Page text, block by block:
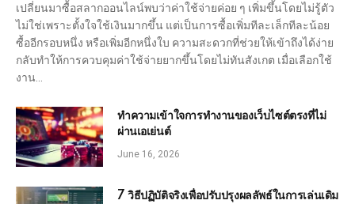
เปลี่ยนมาซื้อสลากออนไลน์พบว่าค่าใช้จ่ายค่อย ๆ เพิ่มขึ้นโดยไม่รู้ตัว
ไม่ใช่เพราะตั้งใจใช้เงินมากขึ้น แต่เป็นการซื้อเพิ่มทีละเล็กทีละน้อย
ซื้ออีกรอบหนึ่ง หรือเพิ่มอีกหนึ่งใบ ความสะดวกที่ช่วยให้เข้าถึงได้ง่าย
กลับทำให้การควบคุมค่าใช้จ่ายยากขึ้นโดยไม่ทันสังเกต เมื่อเลือกใช้
งาน…
ทำความเข้าใจการทำงานของเว็บไซต์ตรงที่ไม่
ผ่านเอเย่นต์
June 16, 2026
7 วิธีปฏิบัติจริงเพื่อปรับปรุงผลลัพธ์ในการเล่นเดิม